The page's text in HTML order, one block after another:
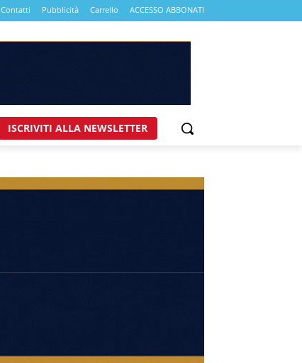
Contatti Pubblicità Carrello ACCESSO ABBONATI
ISCRIVITI ALLA NEWSLETTER